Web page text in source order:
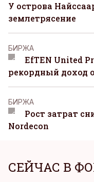
У острова
землетрясение
БИРЖА
EfTEN United
рекордный доход
БИРЖА
Рост затрат
Nordecon
СЕЙЧАС В